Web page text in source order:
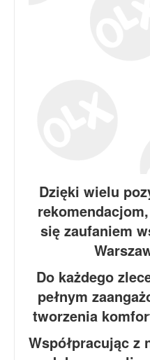
Dzięki wielu
się zaufaniem
Do każdego
pełnym
tworzenia
Współpracując z